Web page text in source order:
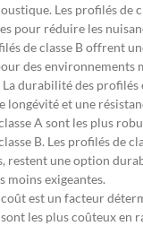
Les profilés de
pour réduire les
de classe B offrent
des environnements
La durabilité des profilés
longévité et une
A sont les plus
B. Les profilés de
restent une option
moins exigeantes.
coût est un facteur
les plus coûteux en